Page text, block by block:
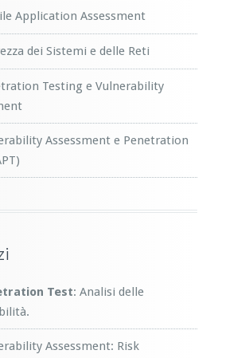
Application Assessment
dei Sistemi e delle Reti
Testing e Vulnerability
Assessment e Penetration
Test: Analisi delle
Assessment: Risk